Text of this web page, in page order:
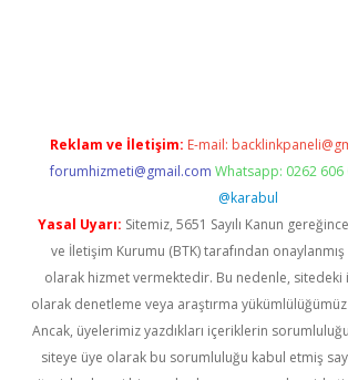
Reklam ve İletişim: E-mail:
forumhizmeti@gmail.com Whatsapp: 0262 606
@karabul
Yasal Uyarı: Sitemiz, 5651 Sayılı Kanun
ve İletişim Kurumu (BTK) tarafından onaylanmış
olarak hizmet vermektedir. Bu nedenle,
olarak denetleme veya araştırma
Ancak, üyelerimiz yazdıkları içeriklerin
siteye üye olarak bu sorumluluğu kabul etmiş